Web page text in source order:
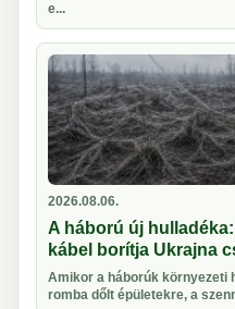
e...
2026.08.06.
A háború új
kábel borítja Ukrajna
Amikor a háborúk környezeti
romba dőlt épületekre, a